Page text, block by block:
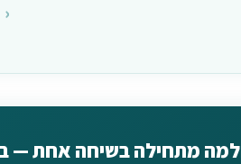
מתחילה בשיחה אחת —